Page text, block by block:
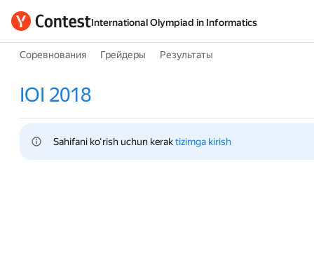
International Olympiad in Informatics
Соревнования Грейдеры Результаты
IOI 2018
Sahifani ko‘rish uchun kerak tizimga kirish